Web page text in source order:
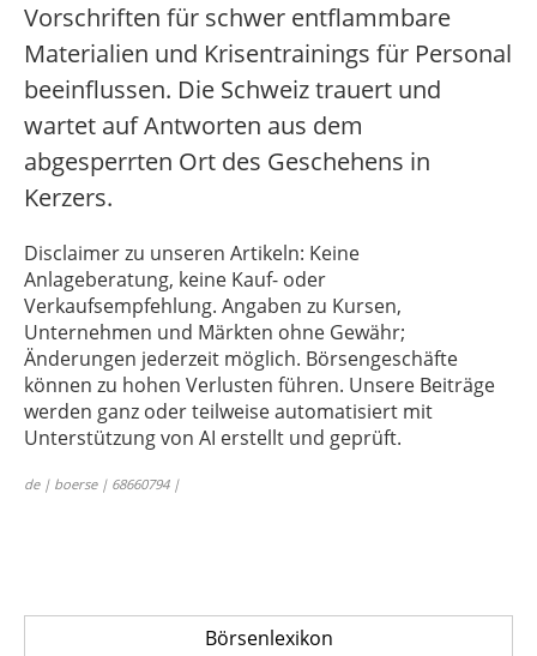
Vorschriften für schwer entflammbare
Materialien und Krisentrainings für Personal
beeinflussen. Die Schweiz trauert und
wartet auf Antworten aus dem
abgesperrten Ort des Geschehens in
Kerzers.
Disclaimer zu unseren Artikeln: Keine
Anlageberatung, keine Kauf- oder
Verkaufsempfehlung. Angaben zu Kursen,
Unternehmen und Märkten ohne Gewähr;
Änderungen jederzeit möglich. Börsengeschäfte
können zu hohen Verlusten führen. Unsere Beiträge
werden ganz oder teilweise automatisiert mit
Unterstützung von AI erstellt und geprüft.
de | boerse | 68660794 |
Börsenlexikon